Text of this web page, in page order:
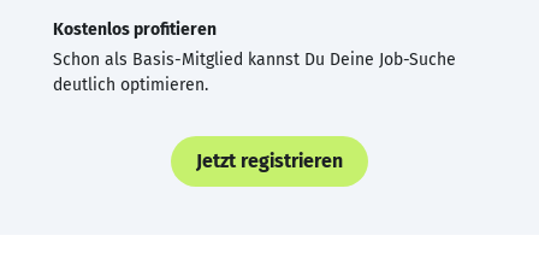
Kostenlos profitieren
Schon als Basis-Mitglied kannst Du Deine Job-Suche
deutlich optimieren.
Jetzt registrieren